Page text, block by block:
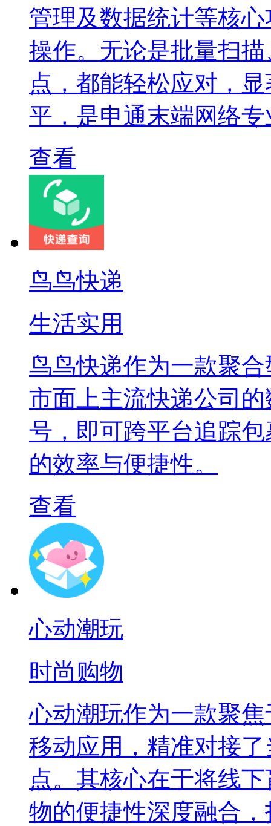
管理及数据统计等核
操作。无论是批量扫
点，都能轻松应对，
平，是申通末端网络
查看
鸟鸟快递
生活实用
鸟鸟快递作为一款聚
市面上主流快递公司
号，即可跨平台追踪
的效率与便捷性。
查看
心动潮玩
时尚购物
心动潮玩作为一款聚
移动应用，精准对接
点。其核心在于将线
物的便捷性深度融合